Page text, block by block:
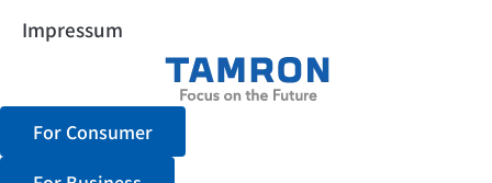
Impressum
For Consumer